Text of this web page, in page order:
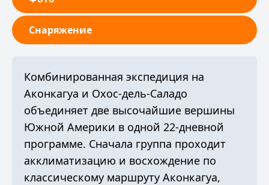
Снаряжение
Комбинированная экспедиция на
Аконкагуа и Охос-дель-Саладо
объединяет две высочайшие вершины
Южной Америки в одной 22-дневной
программе. Сначала группа проходит
акклиматизацию и восхождение по
классическому маршруту Аконкагуа,